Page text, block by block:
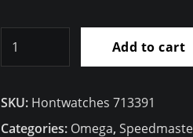
Relojes
RÃ©plica
Add to cart
SKU: Hontwatches 713391
Categories: Omega,